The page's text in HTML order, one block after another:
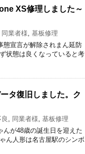
XS修理しました～
同業者様, 基板修理
態宣言が解除されまん延防
状態は良くなっていると考
タ復旧しました。ク
, 同業者様, 基板修理
んが48歳の誕生日を迎えた
ん人形は名古屋駅のシンボ